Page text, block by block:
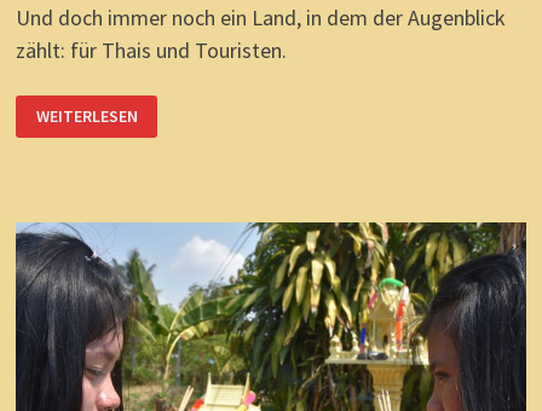
Und doch immer noch ein Land, in dem der Augenblick
zählt: für Thais und Touristen.
THAILAND
IN
DEN
WEITERLESEN